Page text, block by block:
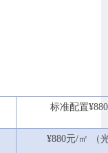
标准配置
¥880元/㎡ （